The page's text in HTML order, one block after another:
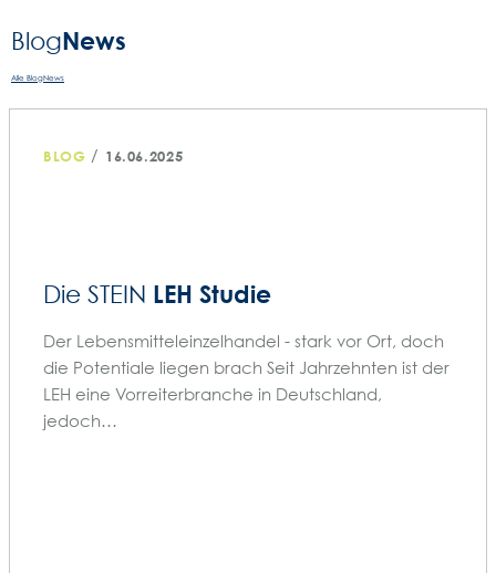
Blog­News
Alle BlogNews
BLOG / 16.06.2025
Die STEIN LEH Studie
Der Lebensmitteleinzelhandel - stark vor Ort, doch
die Potentiale liegen brach Seit Jahrzehnten ist der
LEH eine Vorreiterbranche in Deutschland,
jedoch…